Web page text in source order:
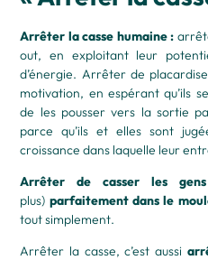
Arrêter la casse humaine :
out, en exploitant leur
d’énergie. Arrêter de
motivation, en espérant qu’ils
de les pousser vers la sortie
parce qu’ils et elles sont
croissance dans laquelle leur
Arrêter de casser les
plus) parfaitement dans le
tout simplement.
Arrêter la casse, c’est aussi